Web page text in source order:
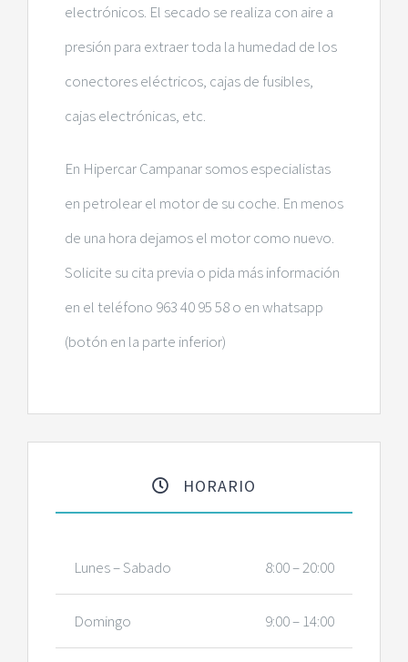
electrónicos. El secado se realiza con aire a
presión para extraer toda la humedad de los
conectores eléctricos, cajas de fusibles,
cajas electrónicas, etc.
En Hipercar Campanar somos especialistas
en petrolear el motor de su coche. En menos
de una hora dejamos el motor como nuevo.
Solicite su cita previa o pida más información
en el teléfono 963 40 95 58 o en whatsapp
(botón en la parte inferior)
HORARIO
Lunes – Sabado 8:00 – 20:00
Domingo 9:00 – 14:00